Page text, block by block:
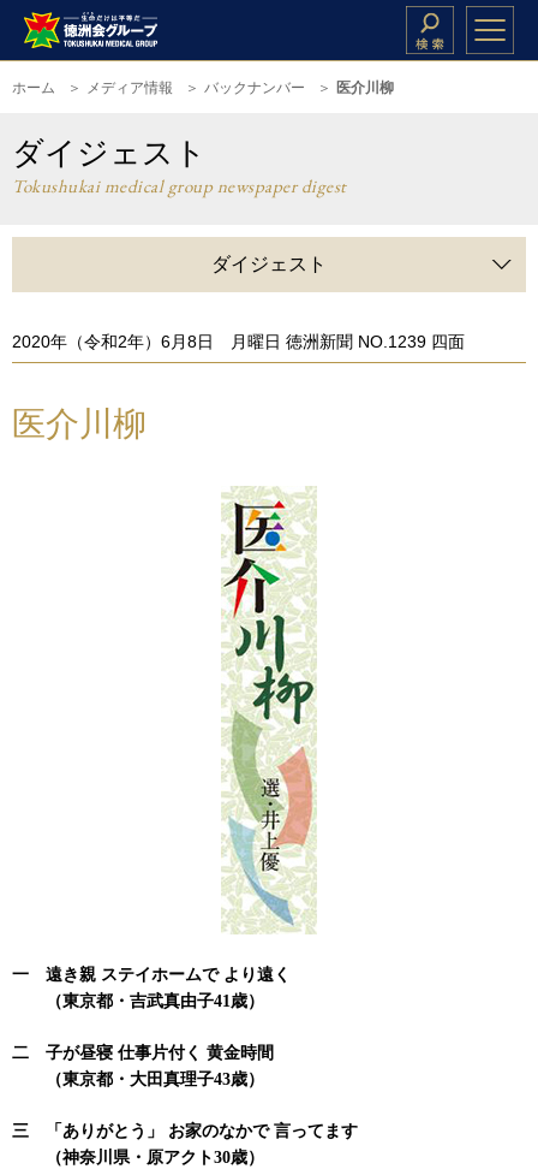
ホーム メディア情報 バックナンバー 医介川柳
ダイジェスト
Tokushukai medical group newspaper digest
ダイジェスト
2020年（令和2年）6月8日 月曜日 徳洲新聞 NO.1239 四面
医介川柳
一 遠き親 ステイホームで より遠く
（東京都・吉武真由子41歳）
二 子が昼寝 仕事片付く 黄金時間
（東京都・大田真理子43歳）
三 「ありがとう」 お家のなかで 言ってます
（神奈川県・原アクト30歳）